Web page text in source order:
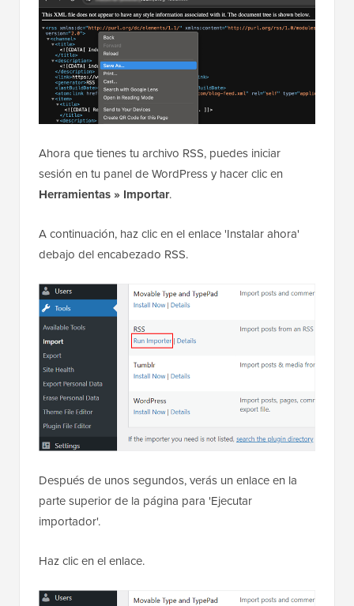
Ahora que tienes tu archivo RSS, puedes iniciar
sesión en tu panel de WordPress y hacer clic en
Herramientas » Importar.
A continuación, haz clic en el enlace 'Instalar ahora'
debajo del encabezado RSS.
Después de unos segundos, verás un enlace en la
parte superior de la página para 'Ejecutar
importador'.
Haz clic en el enlace.